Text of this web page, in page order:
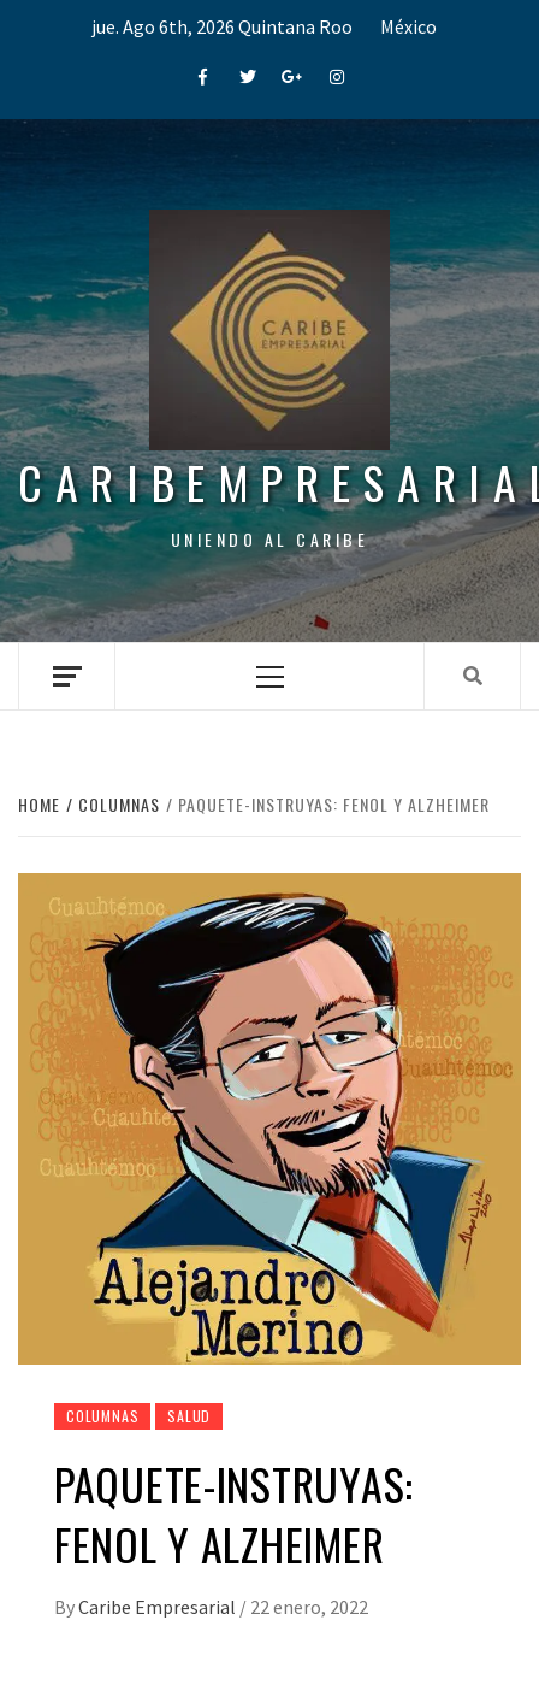
jue. Ago 6th, 2026 Quintana Roo México
FacebookTwitterGoogle+Instagram
UNIENDO AL CARIBE
Menu
HOME COLUMNAS PAQUETE-INSTRUYAS: FENOL Y ALZHEIMER
COLUMNAS SALUD
PAQUETE-INSTRUYAS:
FENOL Y ALZHEIMER
ByCaribe Empresarial / 22 enero, 2022